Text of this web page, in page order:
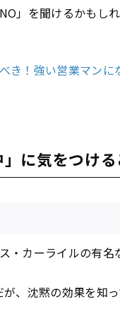
」を聞けるかもしれ
き！強い営業マン
に気をつける
・カーライルの有
、沈黙の効果を知